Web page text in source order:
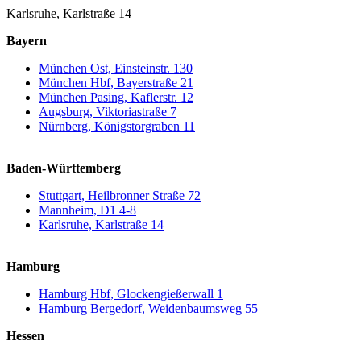
Karlsruhe, Karlstraße 14
Bayern
München Ost, Einsteinstr. 130
München Hbf, Bayerstraße 21
München Pasing, Kaflerstr. 12
Augsburg, Viktoriastraße 7
Nürnberg, Königstorgraben 11
Baden-Württemberg
Stuttgart, Heilbronner Straße 72
Mannheim, D1 4-8
Karlsruhe, Karlstraße 14
Hamburg
Hamburg Hbf, Glockengießerwall 1
Hamburg Bergedorf, Weidenbaumsweg 55
Hessen